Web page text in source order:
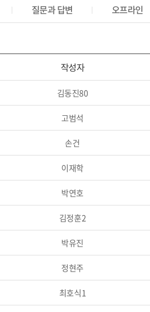
질문과 답변 오프라인
작성자
김동진80
고범석
손건
이재학
박연호
김정훈2
박유진
정현주
최호식1